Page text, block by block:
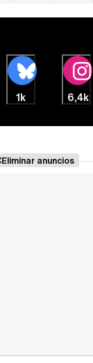
1k 6,4k
Eliminar anuncios